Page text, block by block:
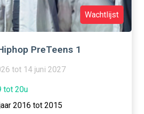
Wachtlijst
PreTeens 1
tot 14 juni 2027
tot 20u
2016 tot 2015